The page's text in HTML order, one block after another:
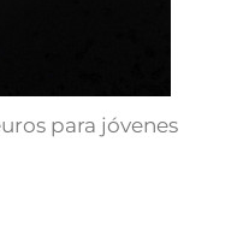
para jóvenes